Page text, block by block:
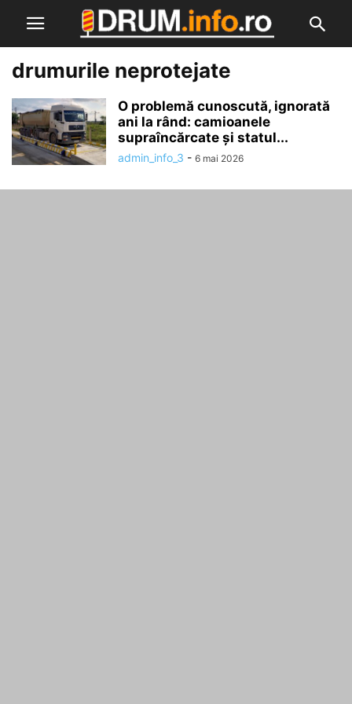
drumurile neprotejate
O problemă cunoscută, ignorată
ani la rând: camioanele
supraîncărcate și statul...
admin_info_3 - 6 mai 2026